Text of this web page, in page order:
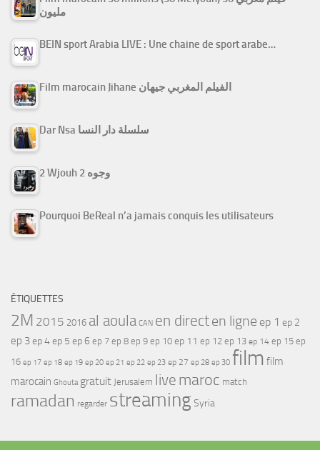
مليون
BEIN sport Arabia LIVE : Une chaine de sport arabe…
Film marocain Jihane الفيلم المغربي جيهان
Dar Nsa سلسلة دار النسا
2 Wjouh 2 وجوه
Pourquoi BeReal n’a jamais conquis les utilisateurs
ÉTIQUETTES
2M 2015 2016 al aoula CAN en directen ligne ep 1 ep 2
ep 3ep 4ep 5 ep 6 ep 7 ep 8 ep 9 ep 10 ep 11 ep 12 ep 13 ep 14 ep 15 ep
16 ep 17 ep 18 ep 19 ep 20 ep 21 ep 22 ep 23 ep 27 ep 28 ep 30 film film
marocain Ghouta gratuit Jerusalem live maroc match
ramadan regarder streamingSyria